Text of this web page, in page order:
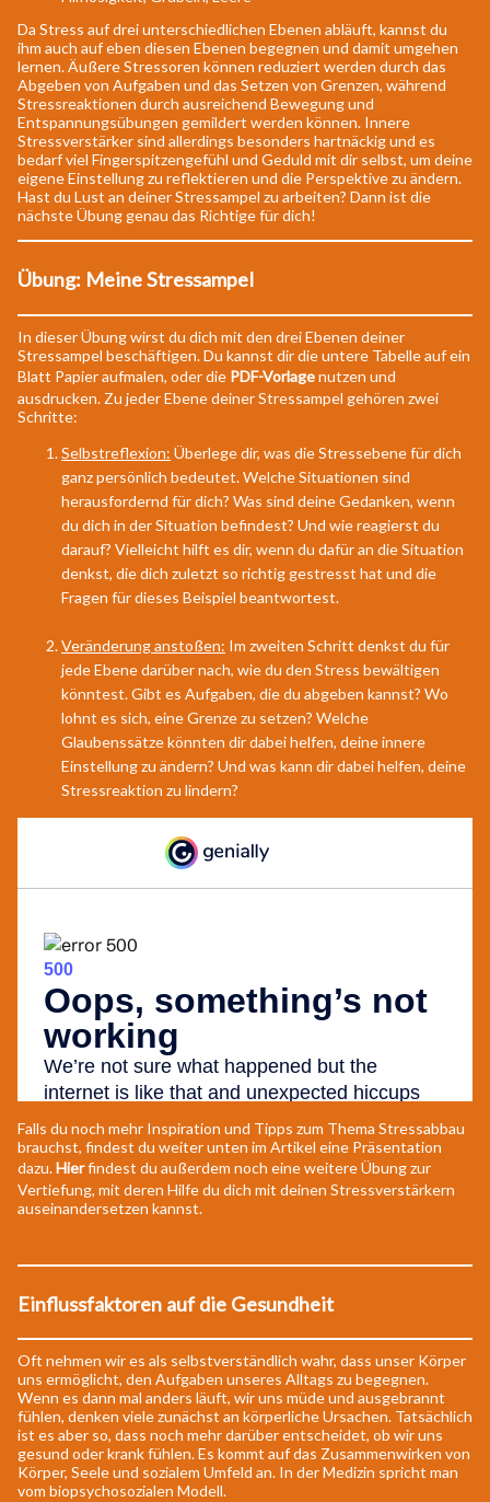
Da Stress auf drei unterschiedlichen Ebenen abläuft, kannst du
ihm auch auf eben diesen Ebenen begegnen und damit umgehen
lernen. Äußere Stressoren können reduziert werden durch das
Abgeben von Aufgaben und das Setzen von Grenzen, während
Stressreaktionen durch ausreichend Bewegung und
Entspannungsübungen gemildert werden können. Innere
Stressverstärker sind allerdings besonders hartnäckig und es
bedarf viel Fingerspitzengefühl und Geduld mit dir selbst, um deine
eigene Einstellung zu reflektieren und die Perspektive zu ändern.
Hast du Lust an deiner Stressampel zu arbeiten? Dann ist die
nächste Übung genau das Richtige für dich!
Übung: Meine Stressampel
In dieser Übung wirst du dich mit den drei Ebenen deiner
Stressampel beschäftigen. Du kannst dir die untere Tabelle auf ein
Blatt Papier aufmalen, oder die PDF-Vorlagenutzen und
ausdrucken. Zu jeder Ebene deiner Stressampel gehören zwei
Schritte:
Selbstreflexion: Überlege dir, was die Stressebene für dich
ganz persönlich bedeutet. Welche Situationen sind
herausfordernd für dich? Was sind deine Gedanken, wenn
du dich in der Situation befindest? Und wie reagierst du
darauf? Vielleicht hilft es dir, wenn du dafür an die Situation
denkst, die dich zuletzt so richtig gestresst hat und die
Fragen für dieses Beispiel beantwortest.
Veränderung anstoßen: Im zweiten Schritt denkst du für
jede Ebene darüber nach, wie du den Stress bewältigen
könntest. Gibt es Aufgaben, die du abgeben kannst? Wo
lohnt es sich, eine Grenze zu setzen? Welche
Glaubenssätze könnten dir dabei helfen, deine innere
Einstellung zu ändern? Und was kann dir dabei helfen, deine
Stressreaktion zu lindern?
Falls du noch mehr Inspiration und Tipps zum Thema Stressabbau
brauchst, findest du weiter unten im Artikel eine Präsentation
dazu.Hierfindest du außerdem noch eine weitere Übung zur
Vertiefung, mit deren Hilfe du dich mit deinen Stressverstärkern
auseinandersetzen kannst.
Einflussfaktoren auf die Gesundheit
Oft nehmen wir es als selbstverständlich wahr, dass unser Körper
uns ermöglicht, den Aufgaben unseres Alltags zu begegnen.
Wenn es dann mal anders läuft, wir uns müde und ausgebrannt
fühlen, denken viele zunächst an körperliche Ursachen. Tatsächlich
ist es aber so, dass noch mehr darüber entscheidet, ob wir uns
gesund oder krank fühlen. Es kommt auf das Zusammenwirken von
Körper, Seele und sozialem Umfeld an. In der Medizin spricht man
vom biopsychosozialen Modell.